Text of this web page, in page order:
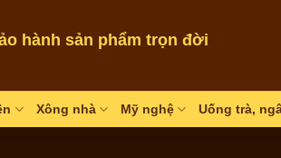
hành sản phẩm trọn đời
Xông nhà Mỹ nghệ Uống trà,